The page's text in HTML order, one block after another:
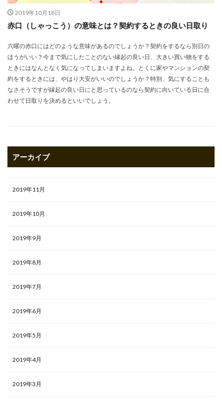
2019年10月18日
赤口（しゃっこう）の意味とは？契約するときの良い日取り
六曜の赤口にはどのような意味があるのでしょうか？契約をするなら別日の
ほうがいい？今まで気にしたことのない縁起の良い日、大きい買い物をする
ときにはなんとなく気になってしまいますよね。とくに家やマンションの契
約をするときには、やはり大安がいいのでしょうか？特別、気にすることも
なさそうですが縁起の良い日にと思っているのなら契約に向いている日に合
わせて日取りを決めるといいでしょう。
アーカイブ
2019年11月
2019年10月
2019年9月
2019年8月
2019年7月
2019年6月
2019年5月
2019年4月
2019年3月